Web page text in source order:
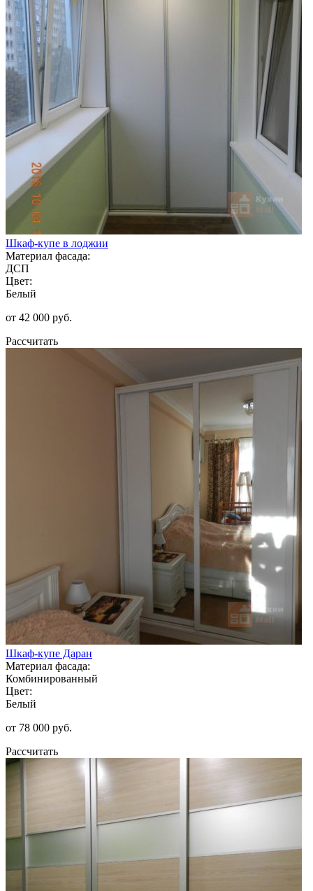
Шкаф-купе в лоджии
Материал фасада:
ДСП
Цвет:
Белый
от 42 000 руб.
Рассчитать
Шкаф-купе Даран
Материал фасада:
Комбинированный
Цвет:
Белый
от 78 000 руб.
Рассчитать